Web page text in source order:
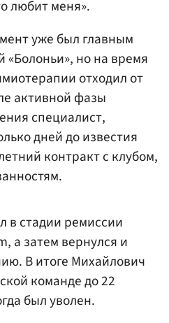
любит меня».
уже был главным
«Болоньи», но на время
отходил от
активной фазы
специалист,
дней до известия
контракт с клубом,
в стадии ремиссии
а затем вернулся и
В итоге Михайлович
команде до 22
был уволен.